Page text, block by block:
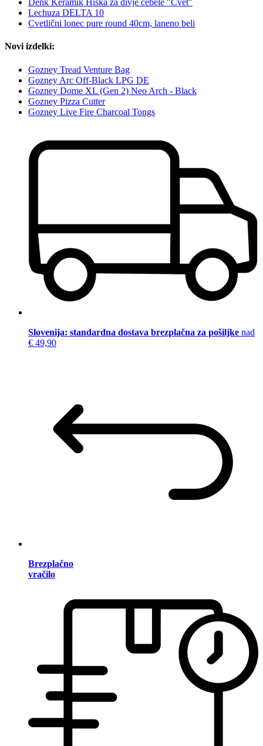
Denk Keramik Hiška za divje čebele "Cvet"
Lechuza DELTA 10
Cvetlični lonec pure round 40cm, laneno beli
Novi izdelki:
Gozney Tread Venture Bag
Gozney Arc Off-Black LPG DE
Gozney Dome XL (Gen 2) Neo Arch - Black
Gozney Pizza Cutter
Gozney Live Fire Charcoal Tongs
Slovenija: standardna dostava brezplačna za pošiljke nad
€ 49,90
Brezplačno
vračilo